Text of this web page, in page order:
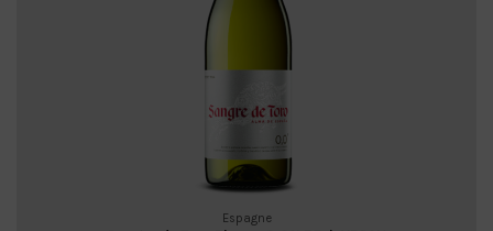
Espagne